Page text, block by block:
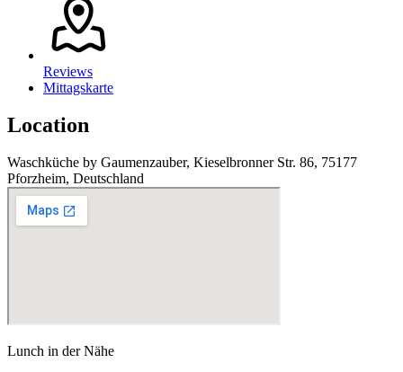
Reviews
Mittagskarte
Location
Waschküche by Gaumenzauber, Kieselbronner Str. 86, 75177
Pforzheim, Deutschland
Lunch in der Nähe